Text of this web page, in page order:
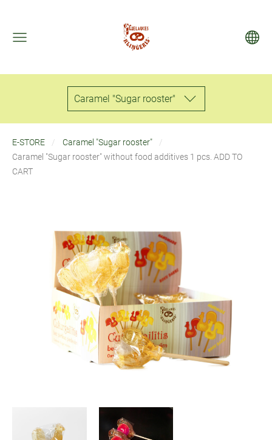
Caramel "Sugar rooster"
E-STORE
Caramel "Sugar rooster"
Caramel "Sugar rooster" without food additives 1 pcs. ADD TO
CART